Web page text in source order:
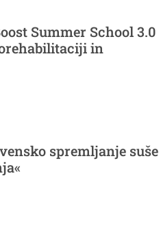
Summer School 3.0
in
spremljanje suše